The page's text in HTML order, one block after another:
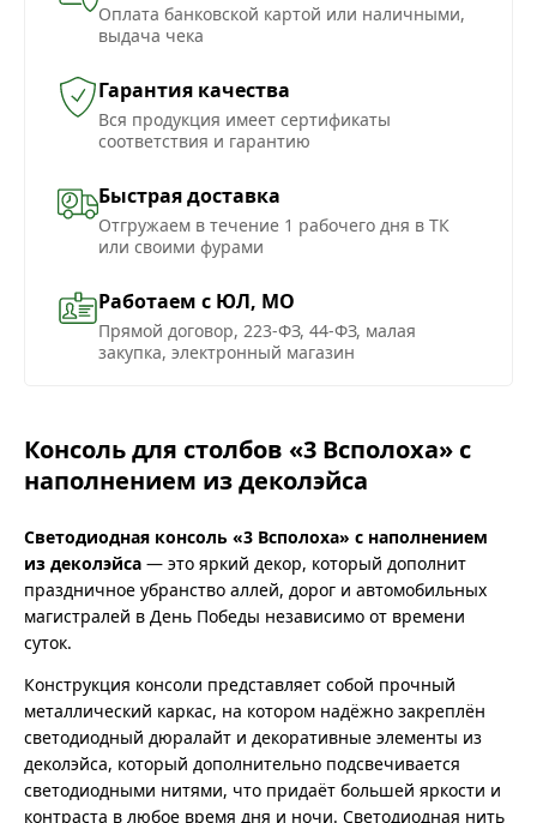
Оплата банковской картой или наличными,
выдача чека
Гарантия качества
Вся продукция имеет сертификаты
соответствия и гарантию
Быстрая доставка
Отгружаем в течение 1 рабочего дня в ТК
или своими фурами
Работаем с ЮЛ, МО
Прямой договор, 223-ФЗ, 44-ФЗ, малая
закупка, электронный магазин
Консоль для столбов «3 Всполоха» с
наполнением из деколэйса
Светодиодная консоль «3 Всполоха» с наполнением
из деколэйса — это яркий декор, который дополнит
праздничное убранство аллей, дорог и автомобильных
магистралей в День Победы независимо от времени
суток.
Конструкция консоли представляет собой прочный
металлический каркас, на котором надёжно закреплён
светодиодный дюралайт и декоративные элементы из
деколэйса, который дополнительно подсвечивается
светодиодными нитями, что придаёт большей яркости и
контраста в любое время дня и ночи. Светодиодная нить